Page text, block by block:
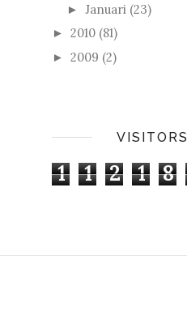
► Januari (23)
► 2010 (81)
► 2009 (2)
VISITORS
1 1 2 1 8